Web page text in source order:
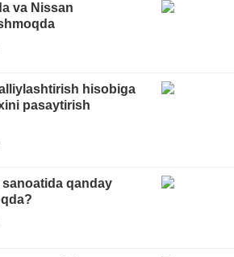
va Nissan
hisobiga
pasaytirish
qanday